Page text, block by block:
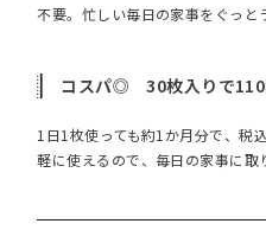
不要。忙しい毎日の家事をぐっと
コスパ◎ 30枚入りで110
1日1枚使っても約1か月分で、税
軽に使えるので、毎日の家事に取